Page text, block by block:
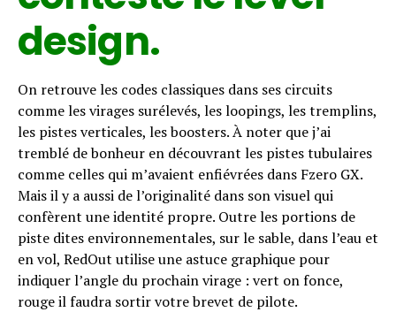
design.
On retrouve les codes classiques dans ses circuits
comme les virages surélevés, les loopings, les tremplins,
les pistes verticales, les boosters. À noter que j’ai
tremblé de bonheur en découvrant les pistes tubulaires
comme celles qui m’avaient enfiévrées dans Fzero GX.
Mais il y a aussi de l’originalité dans son visuel qui
confèrent une identité propre. Outre les portions de
piste dites environnementales, sur le sable, dans l’eau et
en vol, RedOut utilise une astuce graphique pour
indiquer l’angle du prochain virage : vert on fonce,
rouge il faudra sortir votre brevet de pilote.